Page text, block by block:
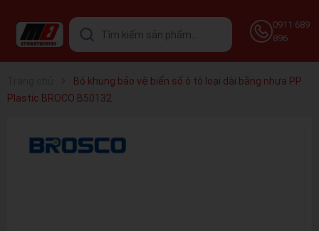
0911 689
896
Bộ khung bảo vệ biển số ô tô loại dài bằng nhựa PP
Plastic BROCO B50132